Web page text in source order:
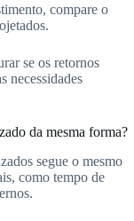
compare o
se os retornos
necessidades
da mesma forma?
segue o mesmo
como tempo de